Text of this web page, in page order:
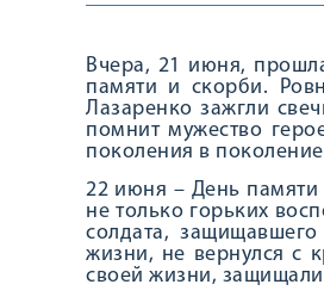
Вчера, 21 июня,
памяти и скорби.
Лазаренко зажгли
помнит мужество
поколения в
22 июня – День памяти
не только горьких
солдата,
жизни, не вернулся с
своей жизни, защищали